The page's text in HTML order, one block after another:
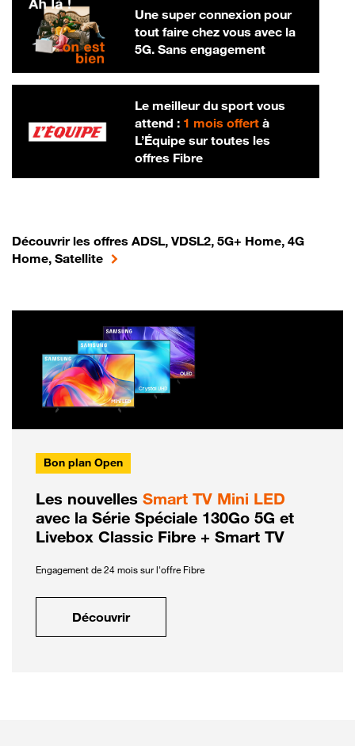
Une super connexion pour
tout faire chez vous avec la
5G. Sans engagement
Le meilleur du sport vous
attend : 1 mois offertà
L’Équipe sur toutes les
offres Fibre
Découvrir les offres ADSL, VDSL2, 5G+ Home, 4G
Home, Satellite
Bon plan Open
Les nouvelles Smart TV Mini LED
avec la Série Spéciale 130Go 5G et
Livebox Classic Fibre + Smart TV
Engagement de 24 mois sur l'offre Fibre
Découvrir